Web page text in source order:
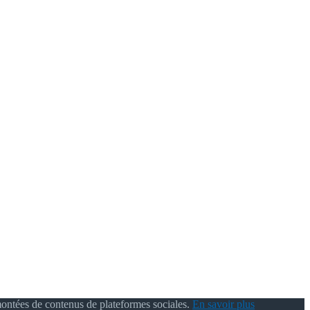
de contenus de plateformes sociales. En savoir plus